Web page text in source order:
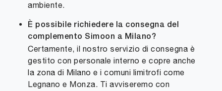
ambiente.
È possibile richiedere la consegna del
complemento Simoon a Milano?
Certamente, il nostro servizio di consegna è
gestito con personale interno e copre anche
la zona di Milano e i comuni limitrofi come
Legnano e Monza. Ti avviseremo con